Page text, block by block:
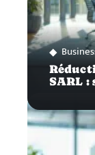
SARL :